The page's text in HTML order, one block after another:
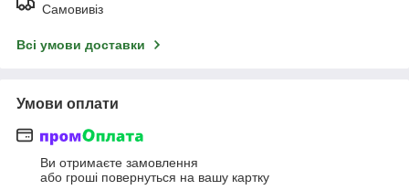
Самовивіз
Всі умови доставки
Умови оплати
Ви отримаєте замовлення
або гроші повернуться на вашу картку